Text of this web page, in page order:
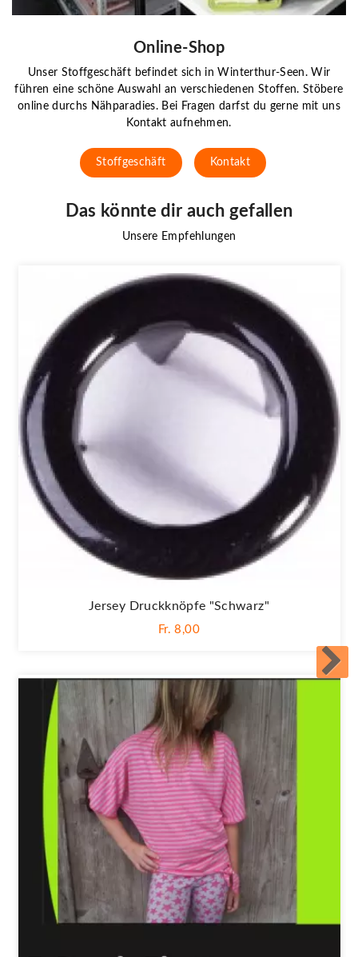
Online-Shop
Unser Stoffgeschäft befindet sich in Winterthur-Seen. Wir
führen eine schöne Auswahl an verschiedenen Stoffen. Stöbere
online durchs Nähparadies. Bei Fragen darfst du gerne mit uns
Kontakt aufnehmen.
Stoffgeschäft Kontakt
Das könnte dir auch gefallen
Unsere Empfehlungen
Jersey Druckknöpfe "Schwarz"
Fr. 8,00